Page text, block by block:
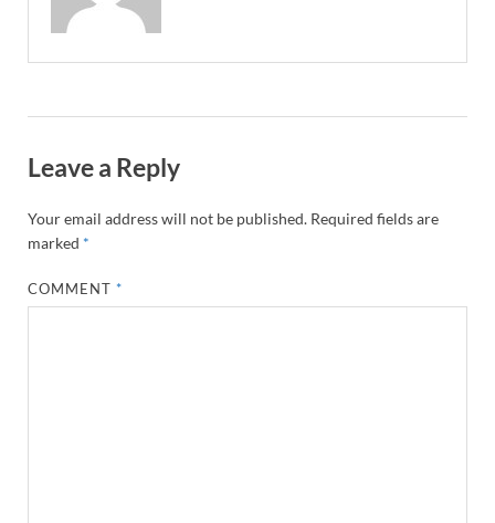
Leave a Reply
Your email address will not be published. Required fields are
marked *
COMMENT*